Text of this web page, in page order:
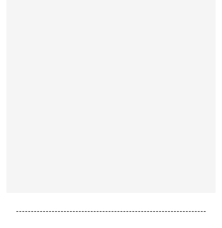
----------------------------------------------------------------